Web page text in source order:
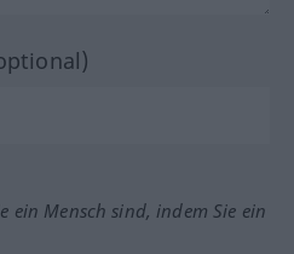
ein Mensch sind, indem Sie ein